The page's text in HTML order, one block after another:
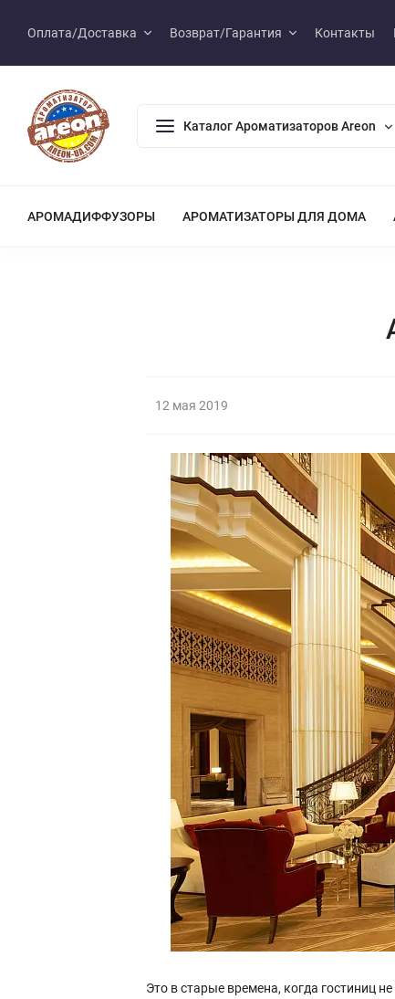
Оплата/Доставка Возврат/Гарантия Контакты
Каталог Ароматизаторов Areon
АРОМАДИФФУЗОРЫ АРОМАТИЗАТОРЫ ДЛЯ ДОМА
12 мая 2019
Это в старые времена, когда гостиниц